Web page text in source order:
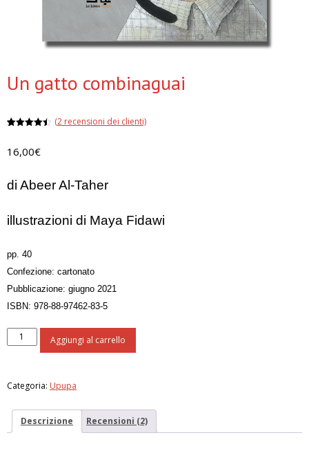
Un gatto combinaguai
su base
(2recensioni dei clienti)
16,00€
di Abeer Al-Taher
illustrazioni di Maya Fidawi
pp. 40
Confezione: cartonato
Pubblicazione: giugno 2021
ISBN: 978-88-97462-83-5
gatto
Aggiungi al carrello
Categoria: Upupa
Descrizione Recensioni (2)